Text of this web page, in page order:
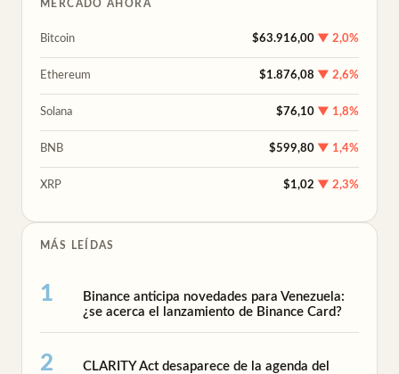
MERCADO AHORA
Bitcoin $63.916,00 ▼ 2,0%
Ethereum $1.876,08 ▼ 2,6%
Solana $76,10 ▼ 1,8%
BNB $599,80 ▼ 1,4%
XRP $1,02 ▼ 2,3%
MÁS LEÍDAS
Binance anticipa novedades para Venezuela:
¿se acerca el lanzamiento de Binance Card?
CLARITY Act desaparece de la agenda del